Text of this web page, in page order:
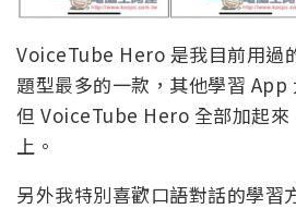
VoiceTube Hero 是我目前用過
題型最多的一款，其他學習 App
但 VoiceTube Hero 全部加起來
上。
另外我特別喜歡口語對話的學習